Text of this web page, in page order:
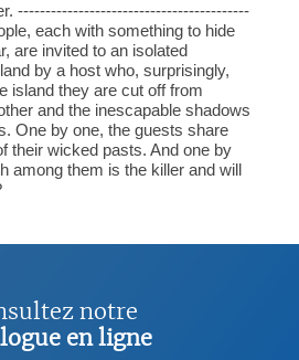
------------------------------------------
each with something to hide
are invited to an isolated
by a host who, surprisingly,
island they are cut off from
and the inescapable shadows
One by one, the guests share
their wicked pasts. And one by
among them is the killer and will
notre
en ligne